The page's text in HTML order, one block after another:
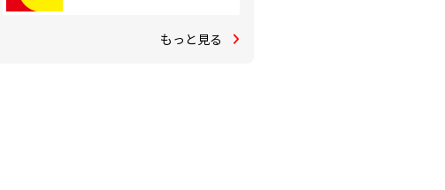
もっと見る